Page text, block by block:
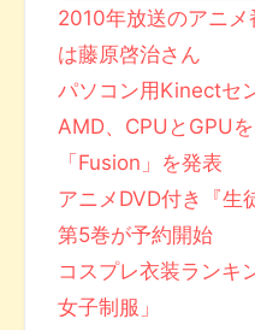
2010年放送のアニ
は藤原啓治さん
パソコン用Kinectセ
AMD、CPUとGPU
「Fusion」を発表
アニメDVD付き『生
第5巻が予約開始
コスプレ衣装ランキ
女子制服」